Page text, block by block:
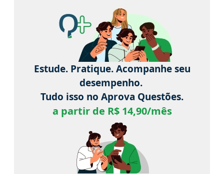
Estude. Pratique. Acompanhe seu
desempenho.
Tudo isso no Aprova Questões.
a partir de R$ 14,90/mês